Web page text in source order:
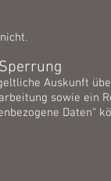
Auskunft
sowie ein